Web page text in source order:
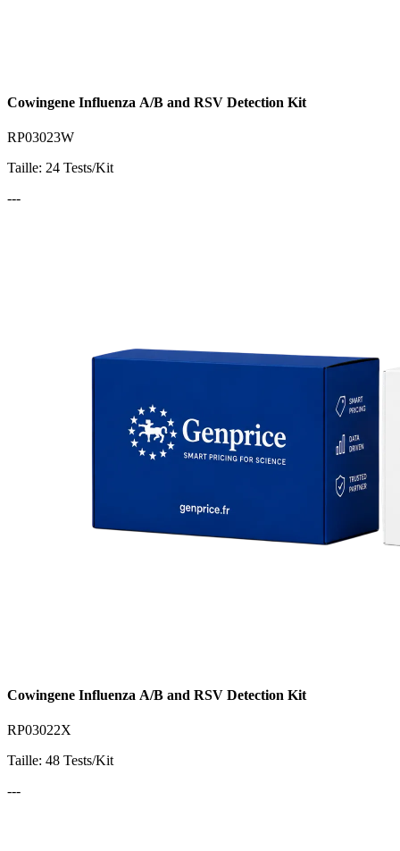
Cowingene Influenza A/B and RSV Detection Kit
RP03023W
Taille: 24 Tests/Kit
---
Cowingene Influenza A/B and RSV Detection Kit
RP03022X
Taille: 48 Tests/Kit
---